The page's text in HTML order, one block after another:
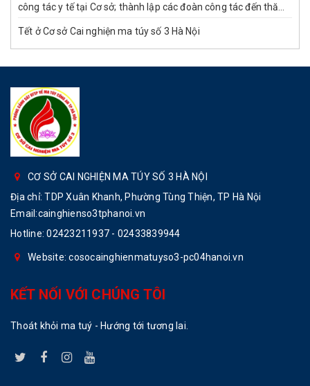
công tác y tế tại Cơ sở; thành lập các đoàn công tác đến thăm,
ngày Thầy thuốc Việt Nam (27/02/1955 -27/02/2026)
Tết ở Cơ sở Cai nghiện ma túy số 3 Hà Nội
CƠ SỞ CAI NGHIỆN MA TÚY SỐ 3 HÀ NỘI
Địa chỉ: TDP Xuân Khanh, Phường Tùng Thiện, TP Hà Nội
Email:cainghienso3tphanoi.vn
Hotline:02423211937 - 02433839944
Website: cosocainghienmatuyso3-pc04hanoi.vn
KẾT NỐI VỚI CHÚNG TÔI
Thoát khỏi ma tuý - Hướng tới tương lai.